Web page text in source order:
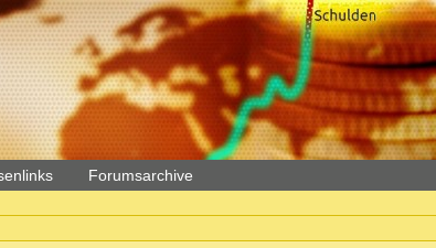
Forumsarchive